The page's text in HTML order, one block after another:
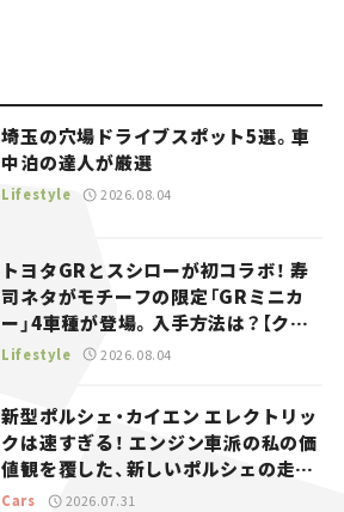
埼玉の穴場ドライブスポット5選。車
中泊の達人が厳選
Lifestyle 2026.08.04
トヨタGRとスシローが初コラボ！ 寿
司ネタがモチーフの限定「GRミニカ
ー」4車種が登場。入手方法は？【クル
マとホビー】
Lifestyle 2026.08.04
新型ポルシェ・カイエン エレクトリッ
クは速すぎる！ エンジン車派の私の価
値観を覆した、新しいポルシェの走
り。
Cars 2026.07.31